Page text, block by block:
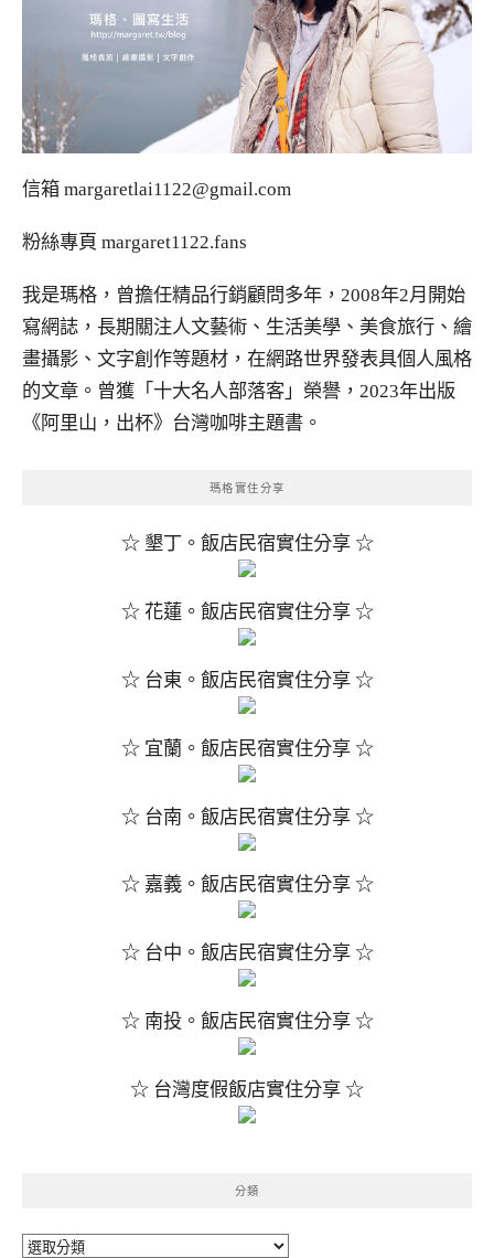
信箱 margaretlai1122@gmail.com
粉絲專頁 margaret1122.fans
我是瑪格，曾擔任精品行銷顧問多年，2008年2月開始
寫網誌，長期關注人文藝術、生活美學、美食旅行、繪
畫攝影、文字創作等題材，在網路世界發表具個人風格
的文章。曾獲「十大名人部落客」榮譽，2023年出版
《阿里山，出杯》台灣咖啡主題書。
瑪格實住分享
☆ 墾丁。飯店民宿實住分享 ☆
☆ 花蓮。飯店民宿實住分享 ☆
☆ 台東。飯店民宿實住分享 ☆
☆ 宜蘭。飯店民宿實住分享 ☆
☆ 台南。飯店民宿實住分享 ☆
☆ 嘉義。飯店民宿實住分享 ☆
☆ 台中。飯店民宿實住分享 ☆
☆ 南投。飯店民宿實住分享 ☆
☆ 台灣度假飯店實住分享 ☆
分類
分